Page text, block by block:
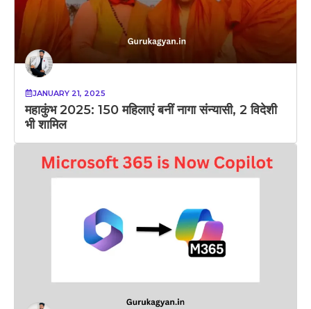
JANUARY 21, 2025
महाकुंभ 2025: 150 महिलाएं बनीं नागा संन्यासी, 2 विदेशी
भी शामिल